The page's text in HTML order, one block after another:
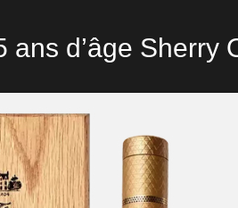
ans d’âge Sherry